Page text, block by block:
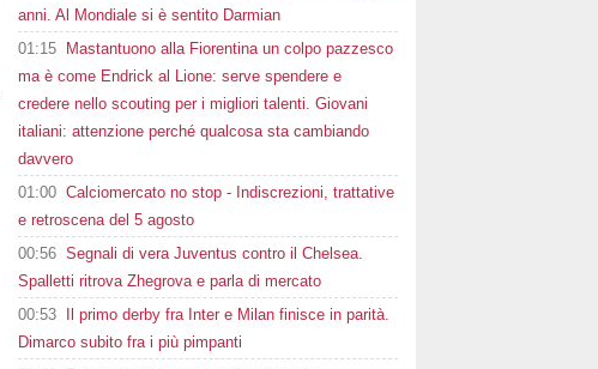
anni. Al Mondiale si è sentito Darmian
01:15
Mastantuono alla Fiorentina un colpo pazzesco
ma è come Endrick al Lione: serve spendere e
credere nello scouting per i migliori talenti. Giovani
italiani: attenzione perché qualcosa sta cambiando
davvero
01:00 Calciomercato no stop - Indiscrezioni, trattative
e retroscena del 5 agosto
00:56 Segnali di vera Juventus contro il Chelsea.
Spalletti ritrova Zhegrova e parla di mercato
00:53
Il primo derby fra Inter e Milan finisce in parità.
Dimarco subito fra i più pimpanti